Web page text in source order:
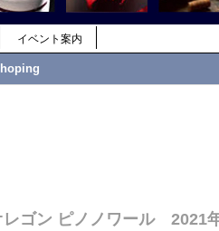
イベント案内
ゴン ピノノワール 2021